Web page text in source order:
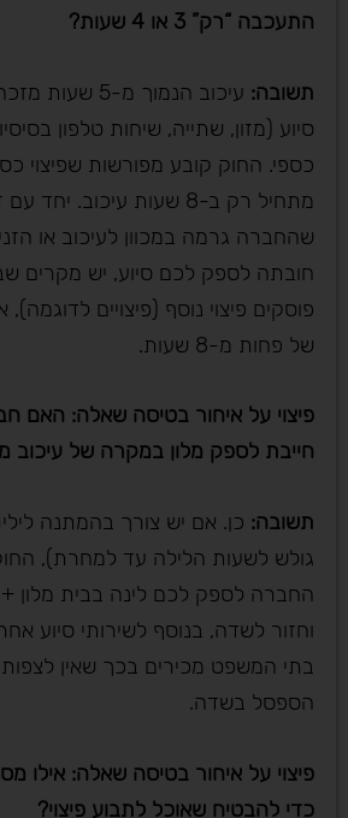
התעכבה “רק” 3 או 4 שעות
?
תשובה:
עיכוב הנמוך מ-
סיוע (מזון, שתייה, שיחות טלפון
כספי. החוק קובע מפורשות שפיצוי
מתחיל רק ב-8 שעות עיכוב.
שהחברה גרמה במכוון לעיכוב או
חובתה לספק לכם סיוע, יש מקרים
פוסקים פיצוי נוסף (פיצויים
של פחות מ-8 שעות.
פיצוי על איחור בטיסה שאלה: האם
חייבת לספק מלון במקרה של עיכוב
תשובה: כן. אם יש צורך בהמתנה
גולש לשעות הלילה עד למחרת),
החברה לספק לכם לינה בבית מלון
וחזור לשדה, בנוסף לשירותי סיוע
בתי המשפט מכירים בכך שאין לצפות
הספסל בשדה.
פיצוי על איחור בטיסה שאלה: אילו
כדי להבטיח שאוכל לתבוע פיצוי?